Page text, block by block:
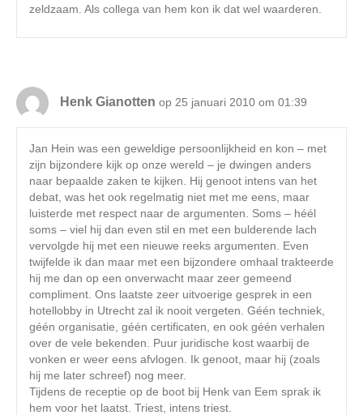
zeldzaam. Als collega van hem kon ik dat wel waarderen.
Henk Gianotten op 25 januari 2010 om 01:39
Jan Hein was een geweldige persoonlijkheid en kon – met
zijn bijzondere kijk op onze wereld – je dwingen anders
naar bepaalde zaken te kijken. Hij genoot intens van het
debat, was het ook regelmatig niet met me eens, maar
luisterde met respect naar de argumenten. Soms – héél
soms – viel hij dan even stil en met een bulderende lach
vervolgde hij met een nieuwe reeks argumenten. Even
twijfelde ik dan maar met een bijzondere omhaal trakteerde
hij me dan op een onverwacht maar zeer gemeend
compliment. Ons laatste zeer uitvoerige gesprek in een
hotellobby in Utrecht zal ik nooit vergeten. Géén techniek,
géén organisatie, géén certificaten, en ook géén verhalen
over de vele bekenden. Puur juridische kost waarbij de
vonken er weer eens afvlogen. Ik genoot, maar hij (zoals
hij me later schreef) nog meer.
Tijdens de receptie op de boot bij Henk van Eem sprak ik
hem voor het laatst. Triest, intens triest.